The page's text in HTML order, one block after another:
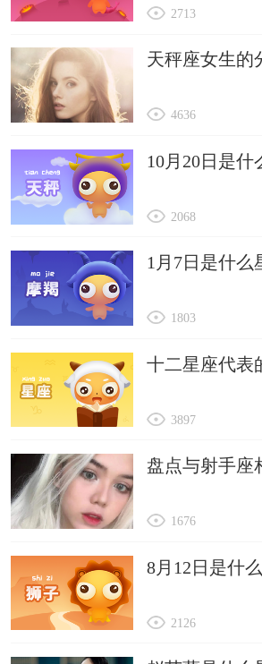
2713
天秤座女生的
4636
10月20日是什
2068
1月7日是什么
1803
十二星座代表
3897
盘点与射手座
1676
8月12日是什
2126